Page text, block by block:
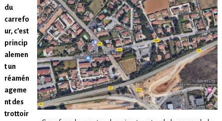
du
carrefo
ur, c’est
princip
alemen
t un
réamén
ageme
nt des
trottoir